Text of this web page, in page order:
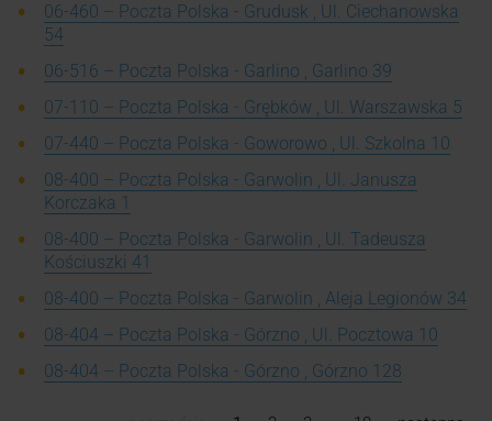
06-460 – Poczta Polska - Grudusk , Ul. Ciechanowska
54
06-516 – Poczta Polska - Garlino , Garlino 39
07-110 – Poczta Polska - Grębków , Ul. Warszawska 5
07-440 – Poczta Polska - Goworowo , Ul. Szkolna 10
08-400 – Poczta Polska - Garwolin , Ul. Janusza
Korczaka 1
08-400 – Poczta Polska - Garwolin , Ul. Tadeusza
Kościuszki 41
08-400 – Poczta Polska - Garwolin , Aleja Legionów 34
08-404 – Poczta Polska - Górzno , Ul. Pocztowa 10
08-404 – Poczta Polska - Górzno , Górzno 128